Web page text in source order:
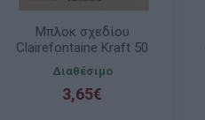
Μπλοκ σχεδίου
Clairefontaine Kraft 50
φύλλων A5 14.8x21cm
120gr
Διαθέσιμο
3,65€